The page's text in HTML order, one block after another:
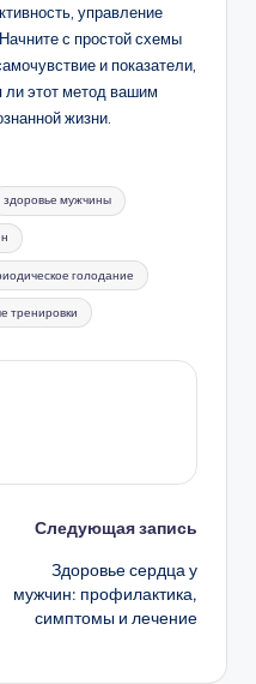
управление
с простой схемы
и показатели,
ли этот метод вашим
жизни.
здоровье мужчины
голодание
тренировки
Следующая запись
Здоровье сердца у
мужчин: профилактика,
симптомы и лечение